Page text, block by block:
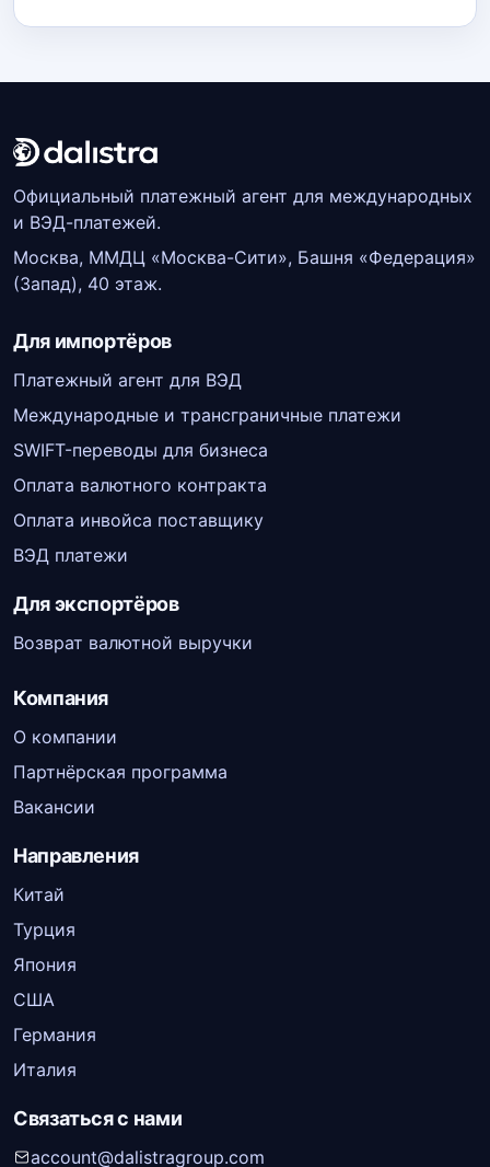
Официальный платежный агент для международных
и ВЭД-платежей.
Москва, ММДЦ «Москва-Сити», Башня «Федерация»
(Запад), 40 этаж.
Для импортёров
Платежный агент для ВЭД
Международные и трансграничные платежи
SWIFT-переводы для бизнеса
Оплата валютного контракта
Оплата инвойса поставщику
ВЭД платежи
Для экспортёров
Возврат валютной выручки
Компания
О компании
Партнёрская программа
Вакансии
Направления
Китай
Турция
Япония
США
Германия
Италия
Связаться с нами
account@dalistragroup.com